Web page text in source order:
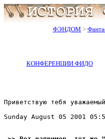
ФЭНДОМ >
КОНФЕРЕНЦИИ ФИДО
Приветствую тебя
Sunday August 05 2001